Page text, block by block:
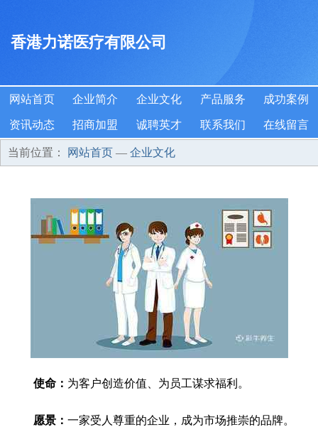
香港力诺医疗有限公司
网站首页 企业简介 企业文化 产品服务 成功案例
资讯动态 招商加盟 诚聘英才 联系我们 在线留言
当前位置： 网站首页 — 企业文化
使命： 为客户创造价值、为员工谋求福利。
愿景： 一家受人尊重的企业，成为市场推崇的品牌。